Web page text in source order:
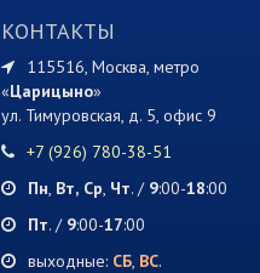
КОНТАКТЫ
115516, Москва, метро
«Царицыно»
ул. Тимуровская, д. 5, офис 9
+7 (926) 780-38-51
Пн, Вт, Ср, Чт. / 9:00-18:00
Пт. / 9:00-17:00
выходные: СБ, ВС.